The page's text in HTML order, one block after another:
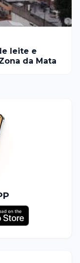
leite e
da Mata